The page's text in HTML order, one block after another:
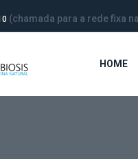
(chamada para a rede fixa
HOME